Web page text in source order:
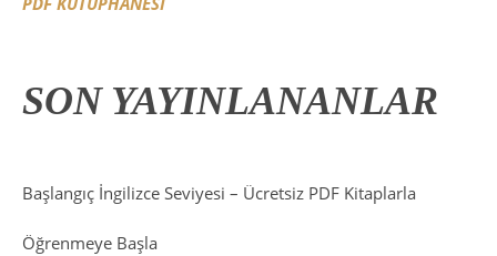
SON YAYINLANANLAR
Başlangıç İngilizce Seviyesi – Ücretsiz PDF Kitaplarla
Öğrenmeye Başla